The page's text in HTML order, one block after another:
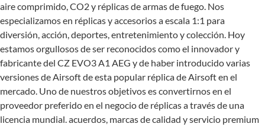
aire comprimido, CO2 y réplicas de armas de fuego. Nos
especializamos en réplicas y accesorios a escala 1:1 para
diversión, acción, deportes, entretenimiento y colección. Hoy
estamos orgullosos de ser reconocidos como el innovador y
fabricante del CZ EVO3 A1 AEG y de haber introducido varias
versiones de Airsoft de esta popular réplica de Airsoft en el
mercado. Uno de nuestros objetivos es convertirnos en el
proveedor preferido en el negocio de réplicas a través de una
licencia mundial. acuerdos, marcas de calidad y servicio premium